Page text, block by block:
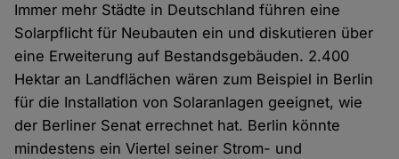
Immer mehr Städte in Deutschland führen eine
Solarpflicht für Neubauten ein und diskutieren über
eine Erweiterung auf Bestandsgebäuden. 2.400
Hektar an Landflächen wären zum Beispiel in Berlin
für die Installation von Solaranlagen geeignet, wie
der Berliner Senat errechnet hat. Berlin könnte
mindestens ein Viertel seiner Strom- und